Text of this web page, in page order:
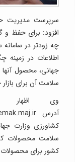
سرپرست مدیریت
افزود: برای حفظ و
چه زودتر در
اطلاعات در زمینه
سلامت آن برای بازار
وی اظهار
کشاورزی وزارت
سلامت محصولات
کشور برای